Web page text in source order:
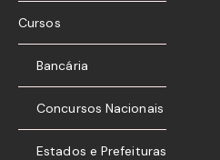
Cursos
Bancária
Concursos Nacionais
Estados e Prefeituras